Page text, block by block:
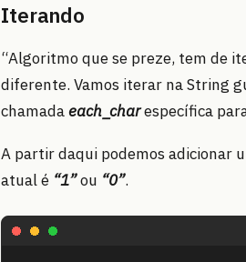
Iterando
“Algoritmo que se preze, tem de
diferente. Vamos iterar na String
chamadaeach_charespecífica
A partir daqui podemos adicionar
atual é “1”ou “0”.